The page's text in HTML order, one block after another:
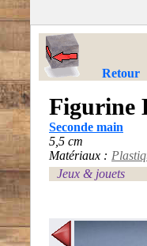
Retour
Figurine
Seconde main
5,5 cm
Matériaux :
Jeux & jouets